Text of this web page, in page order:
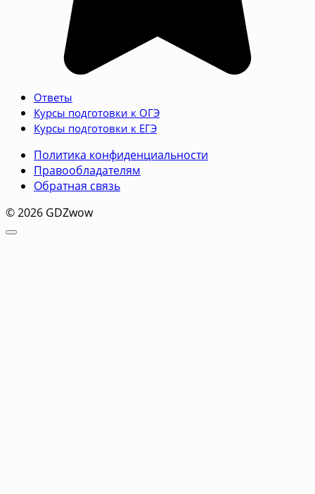
Ответы
Курсы подготовки к ОГЭ
Курсы подготовки к ЕГЭ
Политика конфиденциальности
Правообладателям
Обратная связь
© 2026 GDZwow